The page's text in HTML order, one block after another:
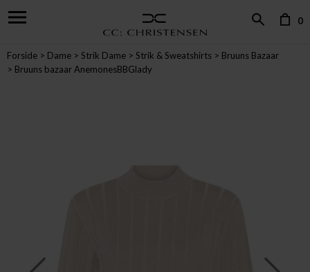
0
Forside Dame Strik Dame Strik & Sweatshirts
Bruuns Bazaar
Bruuns bazaar AnemonesBBGlady